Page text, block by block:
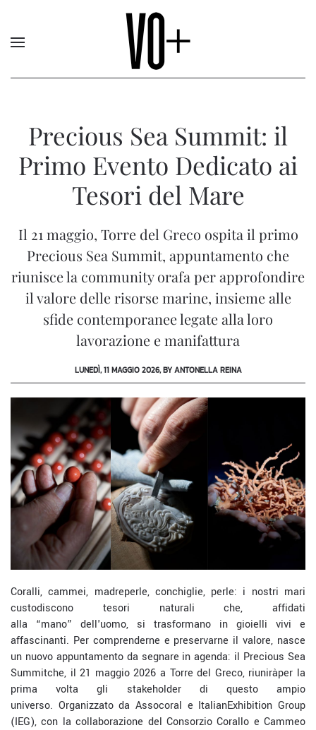
Precious Sea Summit: il
Primo Evento Dedicato ai
Tesori del Mare
Il 21 maggio, Torre del Greco ospita il primo
Precious Sea Summit, appuntamento che
riunisce la community orafa per approfondire
il valore delle risorse marine, insieme alle
sfide contemporanee legate alla loro
lavorazione e manifattura
LUNEDÌ, 11 MAGGIO 2026, BY ANTONELLA REINA
Coralli, cammei, madreperle, conchiglie,perle: i nostri mari
custodiscono tesori naturaliche, affidati
alla “mano” dell'uomo, si trasformano in gioielli vivi e
affascinanti. Per comprenderne e preservarne ilvalore, nasce
un nuovo appuntamento da segnare in agenda: il Precious Sea
Summitche, il 21 maggio 2026 a Torre del Greco, riuniràper la
prima voltagli stakeholder di questo ampio
universo. Organizzato da Assocoral e ItalianExhibition Group
(IEG), con la collaborazione del Consorzio Corallo e Cammeo